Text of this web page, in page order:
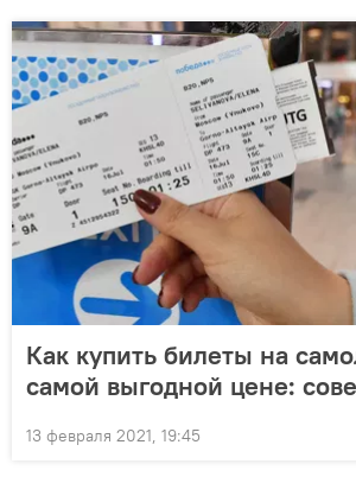
Как купить билеты на
самой выгодной цене:
13 февраля 2021, 19:45